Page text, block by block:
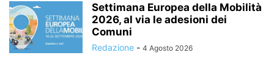
Settimana Europea della Mobilità
2026, al via le adesioni dei
Comuni
Redazione - 4 Agosto 2026